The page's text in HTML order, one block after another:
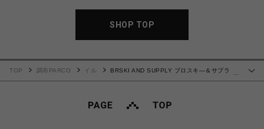
SHOP TOP
…
TOP 調布PARCO イル
BRSKI AND SUPPLY ブロスキ―＆サプラ